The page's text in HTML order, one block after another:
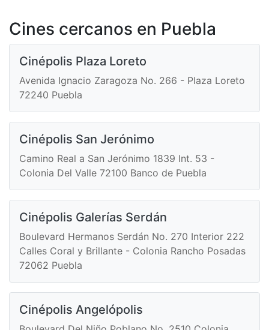
Cines cercanos en Puebla
Cinépolis Plaza Loreto
Avenida Ignacio Zaragoza No. 266 - Plaza Loreto
72240 Puebla
Cinépolis San Jerónimo
Camino Real a San Jerónimo 1839 Int. 53 -
Colonia Del Valle 72100 Banco de Puebla
Cinépolis Galerías Serdán
Boulevard Hermanos Serdán No. 270 Interior 222
Calles Coral y Brillante - Colonia Rancho Posadas
72062 Puebla
Cinépolis Angelópolis